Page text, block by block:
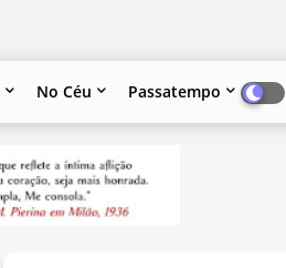
No Céu Passatempo